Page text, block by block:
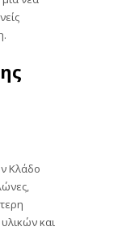
Κλάδο
και